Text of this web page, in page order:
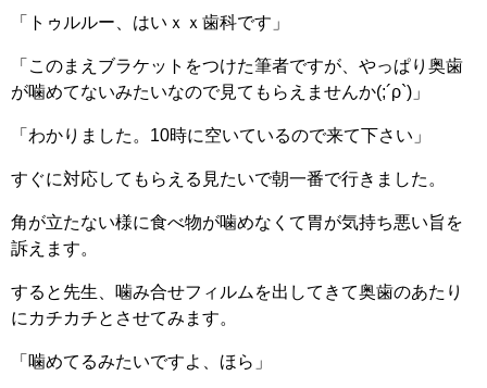
「トゥルルー、はいｘｘ歯科です」
「このまえブラケットをつけた筆者ですが、やっぱり奥歯
が噛めてないみたいなので見てもらえませんか(;´ρ`)」
「わかりました。10時に空いているので来て下さい」
すぐに対応してもらえる見たいで朝一番で行きました。
角が立たない様に食べ物が噛めなくて胃が気持ち悪い旨を
訴えます。
すると先生、噛み合せフィルムを出してきて奥歯のあたり
にカチカチとさせてみます。
「噛めてるみたいですよ、ほら」